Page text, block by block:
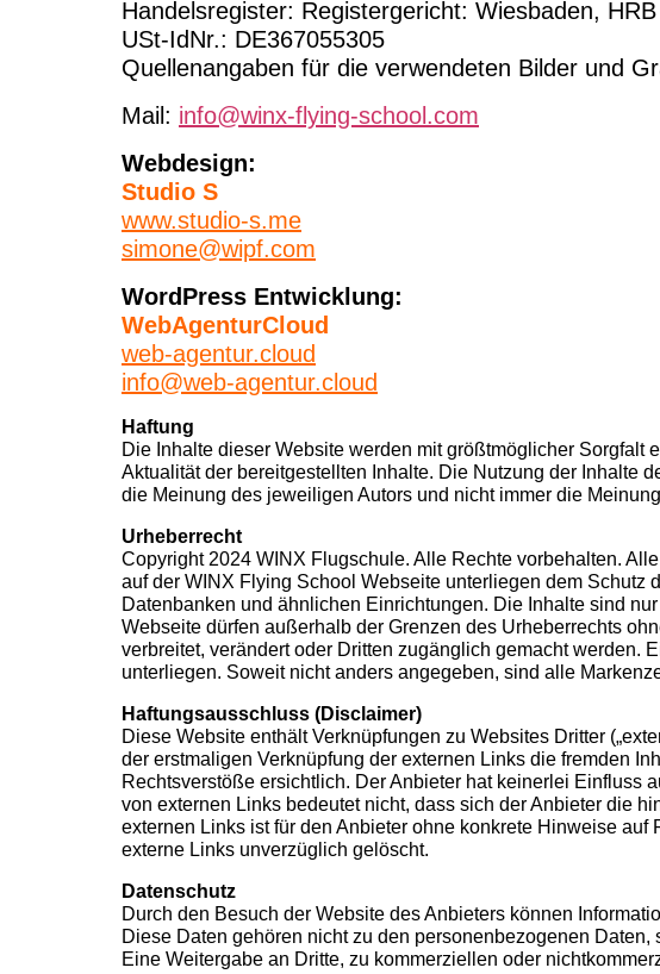
Handelsregister: Registergericht: Wiesbaden,
USt-IdNr.: DE367055305
Quellenangaben für die verwendeten Bilder und
Mail: info@winx-flying-school.com
Webdesign:
Studio S
www.studio-s.me
simone@wipf.com
WordPress Entwicklung:
WebAgenturCloud
web-agentur.cloud
info@web-agentur.cloud
Haftung
Die Inhalte dieser Website werden mit größtmöglicher Sorgfalt
Aktualität der bereitgestellten Inhalte. Die Nutzung der Inhalte
die Meinung des jeweiligen Autors und nicht immer die
Urheberrecht
Copyright 2024 WINX Flugschule. Alle Rechte vorbehalten.
auf der WINX Flying School Webseite unterliegen dem
Datenbanken und ähnlichen Einrichtungen. Die Inhalte sind
Webseite dürfen außerhalb der Grenzen des Urheberrechts
verbreitet, verändert oder Dritten zugänglich gemacht
unterliegen. Soweit nicht anders angegeben, sind alle
Haftungsausschluss (Disclaimer)
Diese Website enthält Verknüpfungen zu Websites Dritter
der erstmaligen Verknüpfung der externen Links die fremden
Rechtsverstöße ersichtlich. Der Anbieter hat keinerlei Einfluss
von externen Links bedeutet nicht, dass sich der Anbieter die
externen Links ist für den Anbieter ohne konkrete Hinweise
externe Links unverzüglich gelöscht.
Datenschutz
Durch den Besuch der Website des Anbieters können
Diese Daten gehören nicht zu den personenbezogenen
Eine Weitergabe an Dritte, zu kommerziellen oder